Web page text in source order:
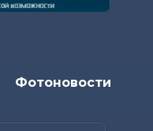
Фотоновости